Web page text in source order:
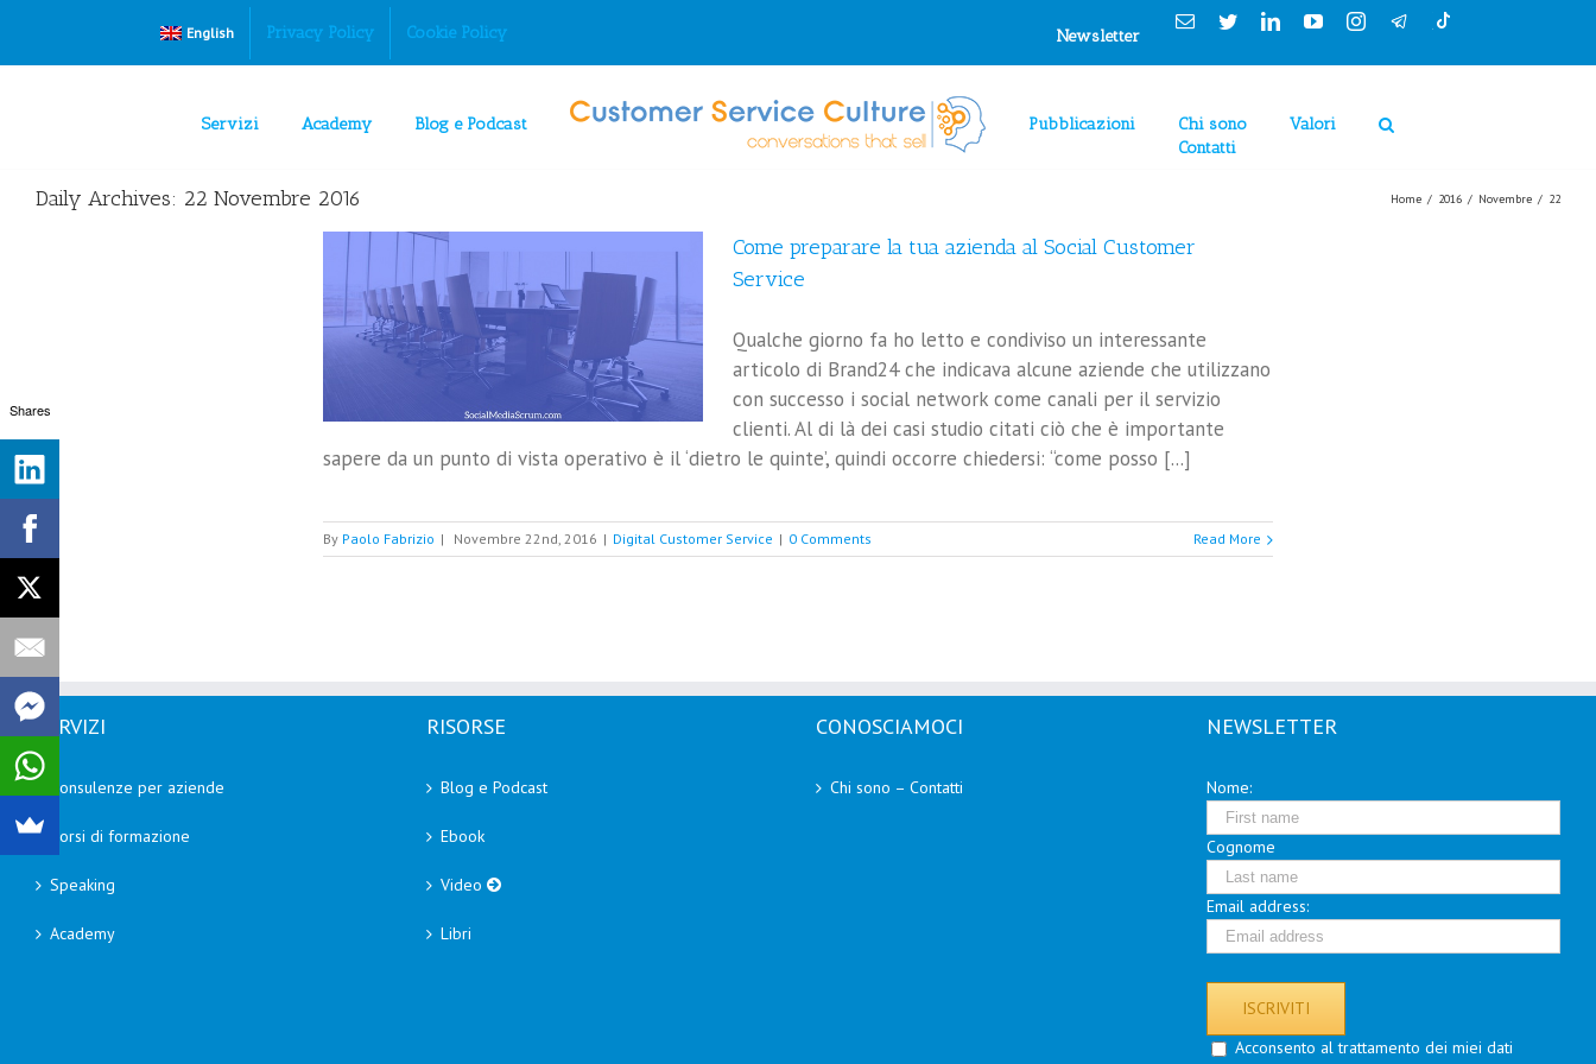
English Privacy Policy Cookie Policy
EmailTwitterLinkedinYouTubeInstagram
Newsletter
Servizi Academy Blog e Podcast Pubblicazioni
Chi sono
Contatti
Valori
Daily Archives: 22 Novembre 2016 Home / 2016 / Novembre / 22
Come preparare la tua azienda al Social Customer
Service
Qualche giorno fa ho letto e condiviso un interessante
articolo di Brand24 che indicava alcune aziende che utilizzano
con successo i social network come canali per il servizio
clienti. Al di là dei casi studio citati ciò che è importante
sapere da un punto di vista operativo è il ‘dietro le quinte’, quindi occorre chiedersi: “come posso [...]
By Paolo Fabrizio | Novembre 22nd, 2016 | Digital Customer Service | 0 Comments Read More
SERVIZI
Consulenze per aziende
Corsi di formazione
Speaking
Academy
RISORSE
Blog e Podcast
Ebook
Video
Libri
CONOSCIAMOCI
Chi sono – Contatti
NEWSLETTER
Nome:
Cognome
Email address:
Acconsento al trattamento dei miei dati
Shares